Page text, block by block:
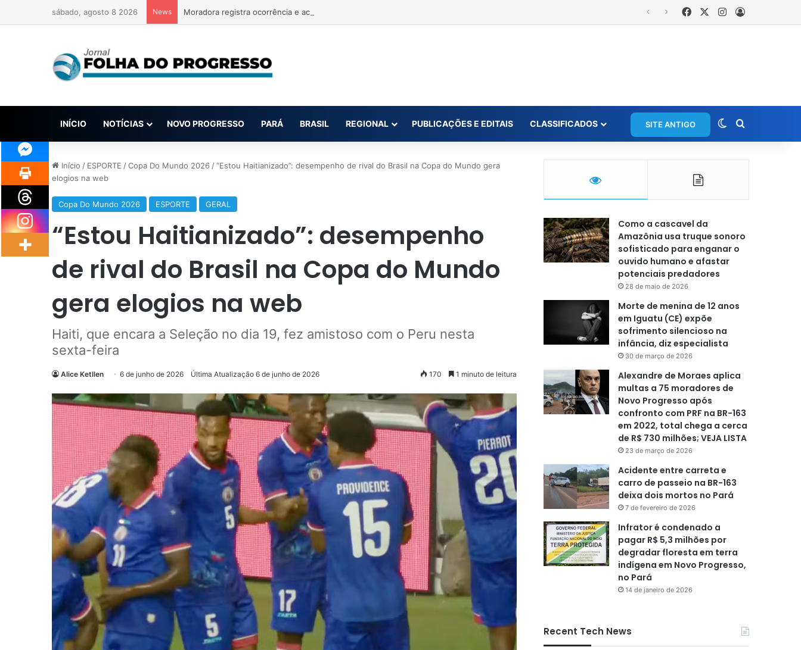
sábado, agosto 8 2026 News Moradora registra ocorrência e acusa primeira-dama de Nova Ipixuna de comentários vexatórios em grupo de WhatsApp FacebookInstagram
INÍCIO NOTÍCIAS NOVO PROGRESSO PARÁ BRASIL REGIONAL PUBLICAÇÕES E EDITAIS CLASSIFICADOS SITE ANTIGO Switch skin
Início / ESPORTE /Copa Do Mundo 2026 /“Estou Haitianizado”: desempenho de rival do Brasil na Copa do Mundo gera
elogios na web
Copa Do Mundo 2026 ESPORTE GERAL
“Estou Haitianizado”: desempenho
de rival do Brasil na Copa do Mundo
gera elogios na web
Haiti, que encara a Seleção no dia 19, fez amistoso com o Peru nesta
sexta-feira
Alice Ketllen 6 de junho de 2026 Última Atualização 6 de junho de 2026 170 1 minuto de leitura
Como a cascavel da
Amazônia usa truque sonoro
sofisticado para enganar o
ouvido humano e afastar
potenciais predadores
28 de maio de 2026
Morte de menina de 12 anos
em Iguatu (CE) expõe
sofrimento silencioso na
infância, diz especialista
30 de março de 2026
Alexandre de Moraes aplica
multas a 75 moradores de
Novo Progresso após
confronto com PRF na BR-163
em 2022, total chega a cerca
de R$ 730 milhões; VEJA LISTA
23 de março de 2026
Acidente entre carreta e
carro de passeio na BR-163
deixa dois mortos no Pará
7 de fevereiro de 2026
Infrator é condenado a
pagar R$ 5,3 milhões por
degradar floresta em terra
indígena em Novo Progresso,
no Pará
14 de janeiro de 2026
Recent Tech News